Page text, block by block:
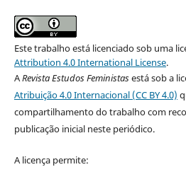
Este trabalho está licenciado sob uma
Attribution 4.0 International License.
ARevista Estudos Feministasestá sob a
Atribuição 4.0 Internacional (CC BY 4.0)
compartilhamento do trabalho com
publicação inicial neste periódico.
A licença permite: